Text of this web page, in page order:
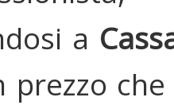
a
prezzo